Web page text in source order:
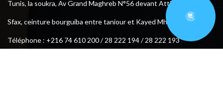
Tunis, la soukra, Av Grand Maghreb N°56 devant Attijari Banque.
Sfax, ceinture bourguiba entre taniour et Kayed Mhamed .
Téléphone : +216 74 610 200 / 28 222 194 / 28 222 193